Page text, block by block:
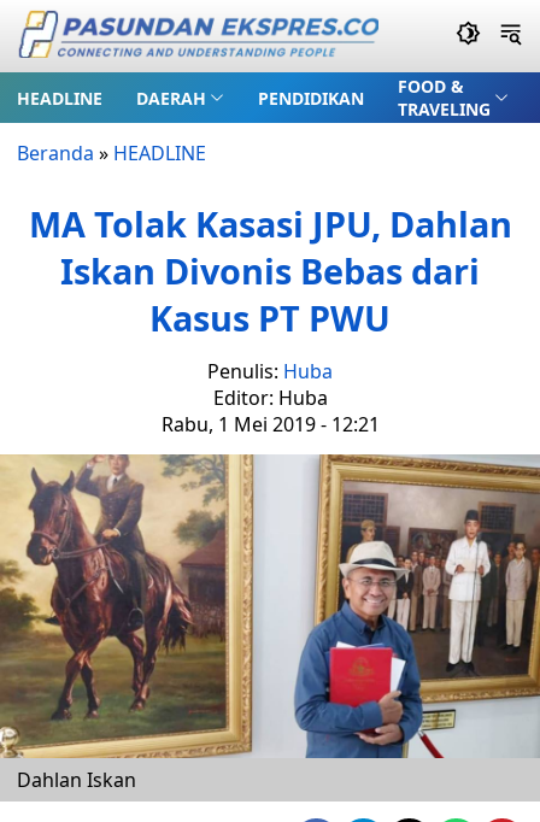
HEADLINE DAERAH PENDIDIKAN
FOOD &
TRAVELING
Beranda » HEADLINE
MA Tolak Kasasi JPU, Dahlan
Iskan Divonis Bebas dari
Kasus PT PWU
Penulis: Huba
Editor: Huba
Rabu, 1 Mei 2019 - 12:21
Dahlan Iskan